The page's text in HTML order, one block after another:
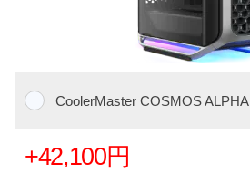
CoolerMaster COSMOS ALPHA
+42,100円